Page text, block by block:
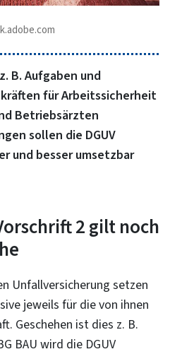
B. Aufgaben und
für Arbeitssicherheit
Betriebsärzten
sollen die DGUV
und besser umsetzbar
2 gilt noch
Unfallversicherung setzen
jeweils für die von ihnen
Geschehen ist dies z. B.
BAU wird die DGUV